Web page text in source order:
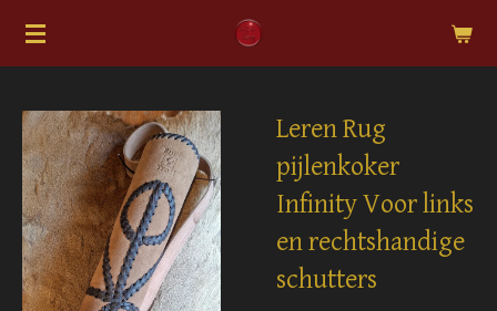
Ga
de
hoofdinhoud
Leren Rug
pijlenkoker
Infinity Voor links
en rechtshandige
schutters